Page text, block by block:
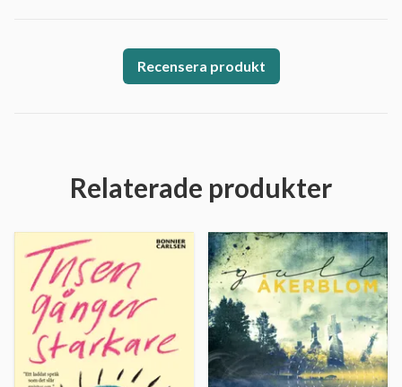
Recensera produkt
Relaterade produkter